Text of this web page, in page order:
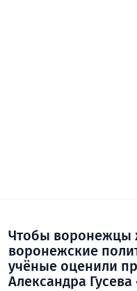
Чтобы воронежцы
воронежские
учёные оценили
Александра